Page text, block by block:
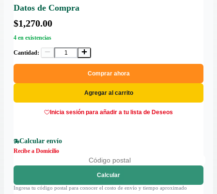
Datos de Compra
$1,270.00
4 en existencias
Cantidad:
Comprar ahora
Agregar al carrito
Inicia sesión para añadir a tu lista de Deseos
Calcular envío
Recibe a Domicilio
Calcular
Ingresa tu código postal para conocer el costo de envío y tiempo aproximado